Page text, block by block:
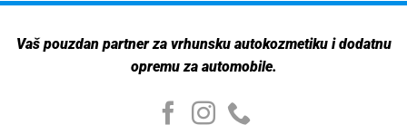
Vaš pouzdan partner za vrhunsku autokozmetiku i dodatnu
opremu za automobile.